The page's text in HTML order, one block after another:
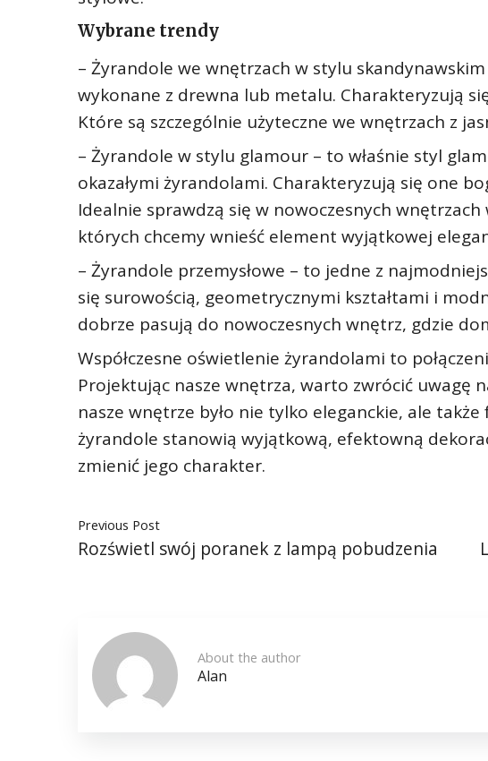
Wybrane trendy
– Żyrandole we wnętrzach w stylu
wykonane z drewna lub metalu. Charakteryzują
Które są szczególnie użyteczne we wnętrzach z
– Żyrandole w stylu glamour – to właśnie styl
okazałymi żyrandolami. Charakteryzują się one
Idealnie sprawdzą się w nowoczesnych
których chcemy wnieść element wyjątkowej
– Żyrandole przemysłowe – to jedne z
się surowością, geometrycznymi kształtami i
dobrze pasują do nowoczesnych wnętrz, gdzie
Współczesne oświetlenie żyrandolami to
Projektując nasze wnętrza, warto zwrócić
nasze wnętrze było nie tylko eleganckie, ale
żyrandole stanowią wyjątkową, efektowną
zmienić jego charakter.
Previous Post
Rozświetl swój poranek z lampą pobudzenia
About the author
Alan